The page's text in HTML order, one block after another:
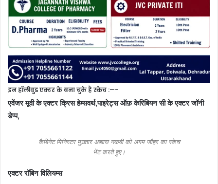
इन हॉलीवुड एक्टर के बना चुके है स्केच :—-
एवेंजर मूवी के एक्टर क्रिस हेम्सवर्थ,पाइरेट्स ऑफ़ केरिबियन सी के एक्टर जॉनी
डेप्प,
कैबिनेट मिनिस्टर मुख़्तार अब्बास नकवी को अगम जौहर का स्केच
भेंट करते हुए।
एक्टर रॉबिन विलियम्स